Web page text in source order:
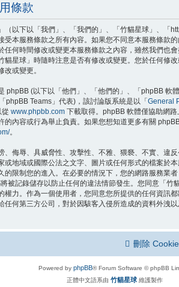
條款
（以下以「我們」、「我們的」、「竹貓星球」、「
受本服務條款之所有內容。如果您不同意本服務條款
任何時間修改或變更本服務條款之內容，雖然我們也
貓星球」時隨時注意是否有修改或變更。您於任何修
改或變更。
phpBB (以下以「他們」、「他們的」、「phpBB 軟
phpBB Teams」代表)，該討論版系統是以「 General
從 www.phpbb.com 下載取得。phpBB 軟體僅協助網
的內容或行為舉止負責。如果您想知道更多有關
。
、侮辱、具威脅性、攻擊性、不雅、猥褻、不實、違
或地域或國際公法之文字、圖片或任何形式的檔案於
的限制您的進入。在必要的情況下，您的網路服務業
被記錄儲存以防止任何的違法情節發生。您同意「竹
權力。作為一個使用者，您同意您所提供的任何資訊
任何第三方公司，對於因駭客入侵所造成的資料外洩
刪除
Powered by phpBB® Forum Software © phpBB
正體中文語系由 竹貓星球維護製作